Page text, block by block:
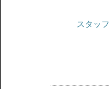
スタッフ